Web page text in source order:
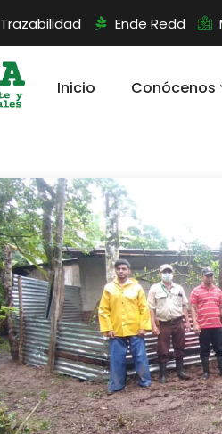
Trazabilidad Ende Redd
Inicio Conócenos